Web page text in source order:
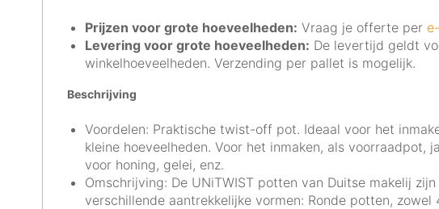
Prijzen voor grote hoeveelheden: Vraag je offerte per
Levering voor grote hoeveelheden: De levertijd geldt
winkelhoeveelheden. Verzending per pallet is mogelijk.
Beschrijving
Voordelen: Praktische twist-off pot. Ideaal voor het
kleine hoeveelheden. Voor het inmaken, als voorraadpot,
voor honing, gelei, enz.
Omschrijving: De UNiTWIST potten van Duitse makelij
verschillende aantrekkelijke vormen: Ronde potten, zowel